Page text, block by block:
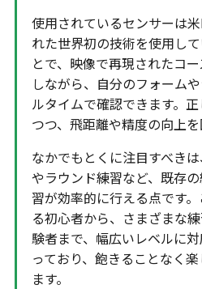
使用されているセンサーは
れた世界初の技術を使用し
とで、映像で再現されたコ
しながら、自分のフォーム
ルタイムで確認できます。
つつ、飛距離や精度の向上を
なかでもとくに注目すべき
やラウンド練習など、既存
習が効率的に行える点です
る初心者から、さまざまな
験者まで、幅広いレベルに
っており、飽きることなく
ます。